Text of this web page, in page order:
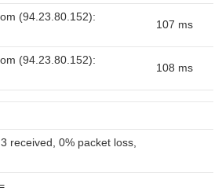
(94.23.80.152):
107 ms
(94.23.80.152):
108 ms
received, 0% packet loss,